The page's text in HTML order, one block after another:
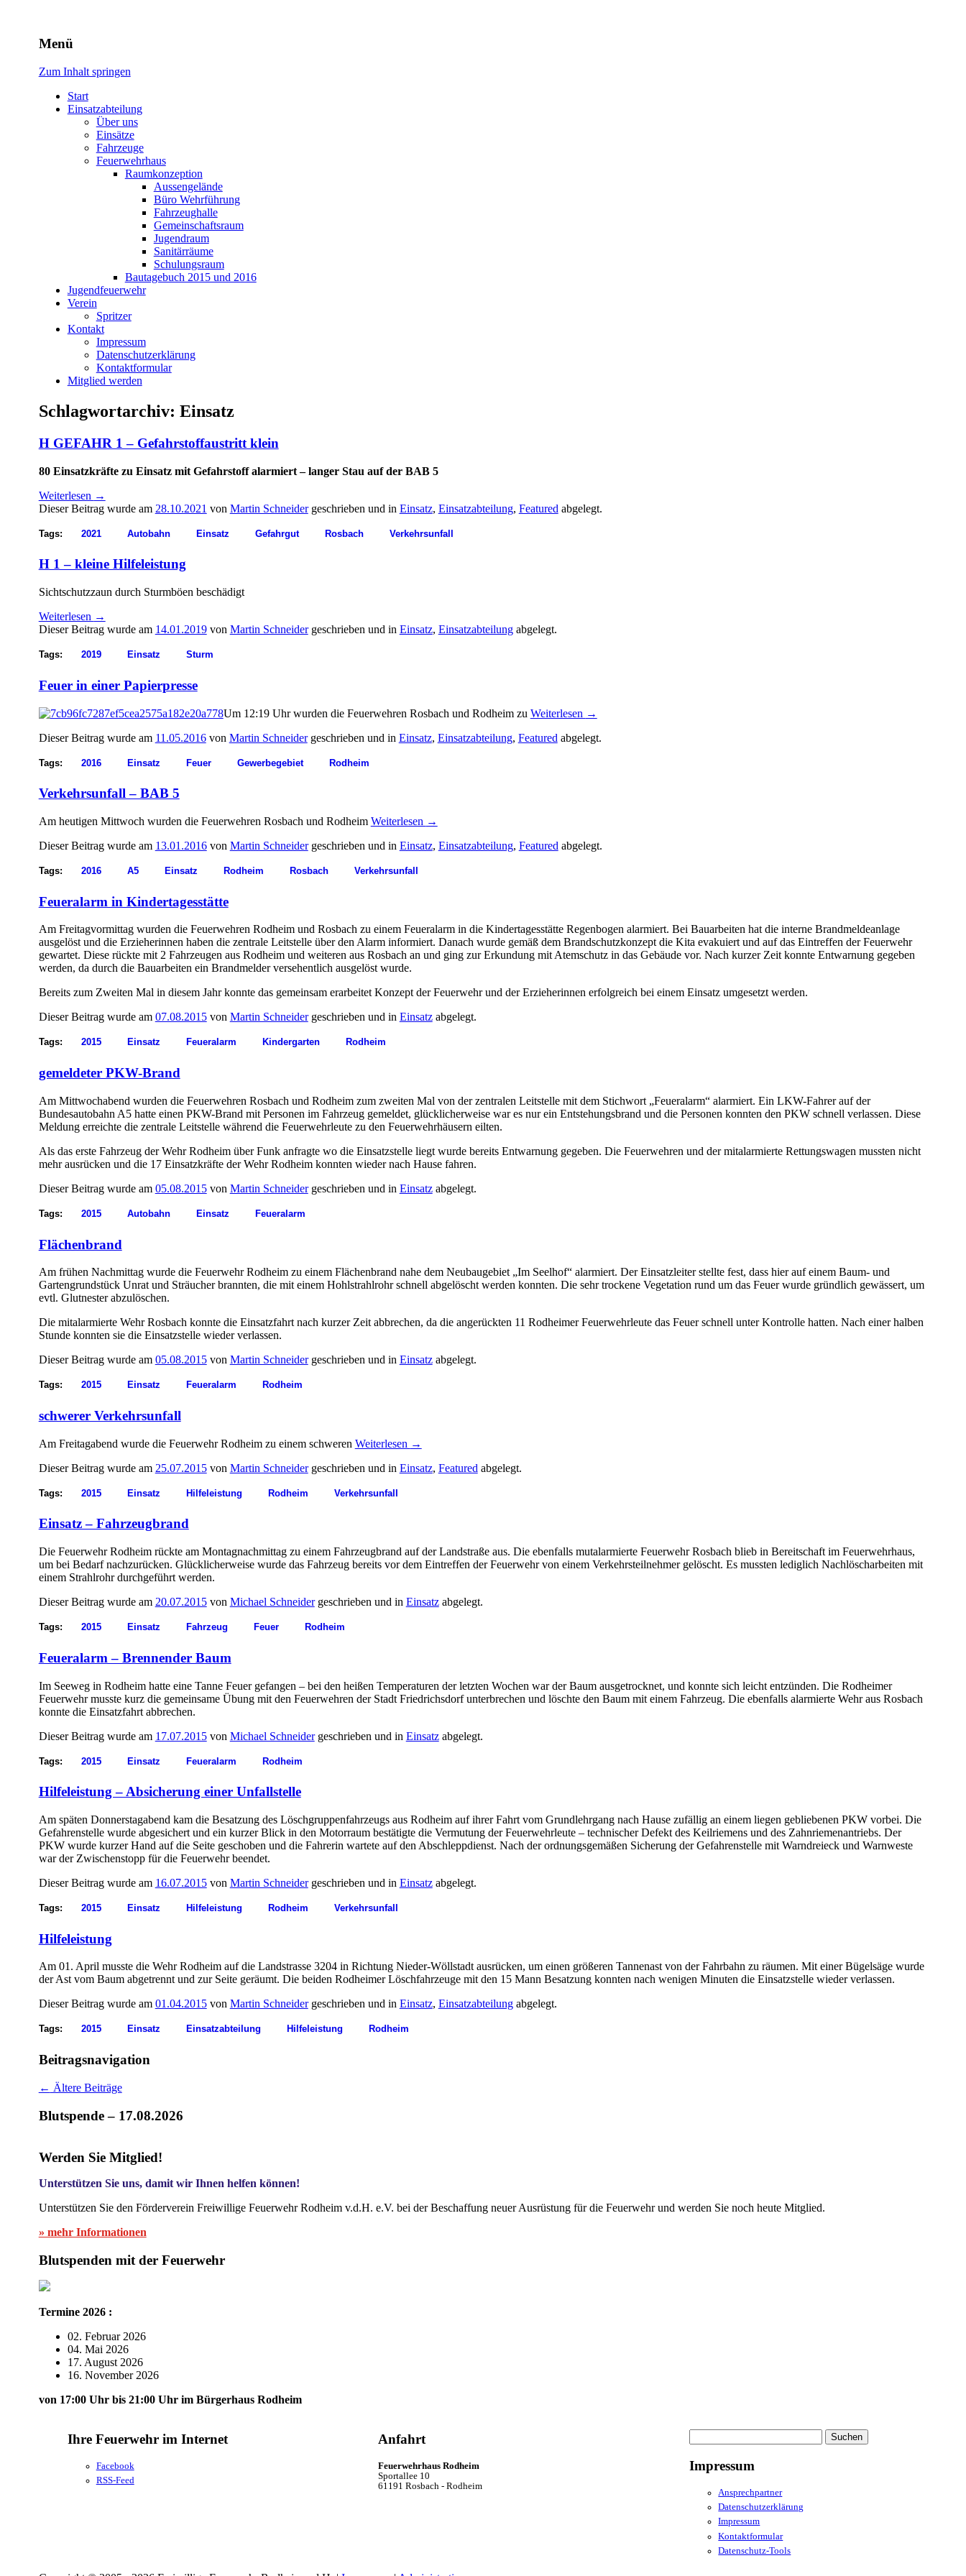
Freiwillige Feuerwehr Rodheim v.d.H.
Menü
Zum Inhalt springen
Start
Einsatzabteilung
Über uns
Einsätze
Fahrzeuge
Feuerwehrhaus
Raumkonzeption
Aussengelände
Büro Wehrführung
Fahrzeughalle
Gemeinschaftsraum
Jugendraum
Sanitärräume
Schulungsraum
Bautagebuch 2015 und 2016
Jugendfeuerwehr
Verein
Spritzer
Kontakt
Impressum
Datenschutzerklärung
Kontaktformular
Mitglied werden
Schlagwortarchiv: Einsatz
H GEFAHR 1 – Gefahrstoffaustritt klein
80 Einsatzkräfte zu Einsatz mit Gefahrstoff alarmiert – langer Stau auf der BAB 5
Weiterlesen →
Dieser Beitrag wurde am 28.10.2021 von Martin Schneidergeschrieben und in Einsatz, Einsatzabteilung, Featured abgelegt.
Tags: 2021 Autobahn Einsatz Gefahrgut Rosbach Verkehrsunfall
H 1 – kleine Hilfeleistung
Sichtschutzzaun durch Sturmböen beschädigt
Weiterlesen →
Dieser Beitrag wurde am 14.01.2019von Martin Schneidergeschrieben und in Einsatz, Einsatzabteilungabgelegt.
Tags: 2019 Einsatz Sturm
Feuer in einer Papierpresse
Um 12:19 Uhr wurden die Feuerwehren Rosbach und Rodheim zu Weiterlesen →
Dieser Beitrag wurde am 11.05.2016von Martin Schneidergeschrieben und in Einsatz, Einsatzabteilung, Featured abgelegt.
Tags: 2016 Einsatz Feuer Gewerbegebiet Rodheim
Verkehrsunfall – BAB 5
Am heutigen Mittwoch wurden die Feuerwehren Rosbach und Rodheim Weiterlesen →
Dieser Beitrag wurde am 13.01.2016von Martin Schneidergeschrieben und in Einsatz, Einsatzabteilung, Featured abgelegt.
Tags: 2016 A5 Einsatz Rodheim Rosbach Verkehrsunfall
Feueralarm in Kindertagesstätte
Am Freitagvormittag wurden die Feuerwehren Rodheim und Rosbach zu einem Feueralarm in die Kindertagesstätte Regenbogen alarmiert. Bei Bauarbeiten hat die interne Brandmeldeanlage
ausgelöst und die Erzieherinnen haben die zentrale Leitstelle über den Alarm informiert. Danach wurde gemäß dem Brandschutzkonzept die Kita evakuiert und auf das Eintreffen der Feuerwehr
gewartet. Diese rückte mit 2 Fahrzeugen aus Rodheim und weiteren aus Rosbach an und ging zur Erkundung mit Atemschutz in das Gebäude vor. Nach kurzer Zeit konnte Entwarnung gegeben
werden, da durch die Bauarbeiten ein Brandmelder versehentlich ausgelöst wurde.
Bereits zum Zweiten Mal in diesem Jahr konnte das gemeinsam erarbeitet Konzept der Feuerwehr und der Erzieherinnen erfolgreich bei einem Einsatz umgesetzt werden.
Dieser Beitrag wurde am 07.08.2015von Martin Schneidergeschrieben und in Einsatzabgelegt.
Tags: 2015 Einsatz Feueralarm Kindergarten Rodheim
gemeldeter PKW-Brand
Am Mittwochabend wurden die Feuerwehren Rosbach und Rodheim zum zweiten Mal von der zentralen Leitstelle mit dem Stichwort „Feueralarm“ alarmiert. Ein LKW-Fahrer auf der
Bundesautobahn A5 hatte einen PKW-Brand mit Personen im Fahrzeug gemeldet, glücklicherweise war es nur ein Entstehungsbrand und die Personen konnten den PKW schnell verlassen. Diese
Meldung erreichte die zentrale Leitstelle während die Feuerwehrleute zu den Feuerwehrhäusern eilten.
Als das erste Fahrzeug der Wehr Rodheim über Funk anfragte wo die Einsatzstelle liegt wurde bereits Entwarnung gegeben. Die Feuerwehren und der mitalarmierte Rettungswagen mussten nicht
mehr ausrücken und die 17 Einsatzkräfte der Wehr Rodheim konnten wieder nach Hause fahren.
Dieser Beitrag wurde am 05.08.2015von Martin Schneidergeschrieben und in Einsatzabgelegt.
Tags: 2015 Autobahn Einsatz Feueralarm
Flächenbrand
Am frühen Nachmittag wurde die Feuerwehr Rodheim zu einem Flächenbrand nahe dem Neubaugebiet „Im Seelhof“ alarmiert. Der Einsatzleiter stellte fest, dass hier auf einem Baum- und
Gartengrundstück Unrat und Sträucher brannten, die mit einem Hohlstrahlrohr schnell abgelöscht werden konnten. Die sehr trockene Vegetation rund um das Feuer wurde gründlich gewässert, um
evtl. Glutnester abzulöschen.
Die mitalarmierte Wehr Rosbach konnte die Einsatzfahrt nach kurzer Zeit abbrechen, da die angerückten 11 Rodheimer Feuerwehrleute das Feuer schnell unter Kontrolle hatten. Nach einer halben
Stunde konnten sie die Einsatzstelle wieder verlassen.
Dieser Beitrag wurde am 05.08.2015von Martin Schneidergeschrieben und in Einsatzabgelegt.
Tags: 2015 Einsatz Feueralarm Rodheim
schwerer Verkehrsunfall
Am Freitagabend wurde die Feuerwehr Rodheim zu einem schweren Weiterlesen →
Dieser Beitrag wurde am 25.07.2015von Martin Schneidergeschrieben und in Einsatz, Featured abgelegt.
Tags: 2015 Einsatz Hilfeleistung Rodheim Verkehrsunfall
Einsatz – Fahrzeugbrand
Die Feuerwehr Rodheim rückte am Montagnachmittag zu einem Fahrzeugbrand auf der Landstraße aus. Die ebenfalls mutalarmierte Feuerwehr Rosbach blieb in Bereitschaft im Feuerwehrhaus,
um bei Bedarf nachzurücken. Glücklicherweise wurde das Fahrzeug bereits vor dem Eintreffen der Feuerwehr von einem Verkehrsteilnehmer gelöscht. Es mussten lediglich Nachlöscharbeiten mit
einem Strahlrohr durchgeführt werden.
Dieser Beitrag wurde am 20.07.2015von Michael Schneidergeschrieben und in Einsatzabgelegt.
Tags: 2015 Einsatz Fahrzeug Feuer Rodheim
Feueralarm – Brennender Baum
Im Seeweg in Rodheim hatte eine Tanne Feuer gefangen – bei den heißen Temperaturen der letzten Wochen war der Baum ausgetrocknet, und konnte sich leicht entzünden. Die Rodheimer
Feuerwehr musste kurz die gemeinsame Übung mit den Feuerwehren der Stadt Friedrichsdorf unterbrechen und löschte den Baum mit einem Fahrzeug. Die ebenfalls alarmierte Wehr aus Rosbach
konnte die Einsatzfahrt abbrechen.
Dieser Beitrag wurde am 17.07.2015von Michael Schneidergeschrieben und in Einsatzabgelegt.
Tags: 2015 Einsatz Feueralarm Rodheim
Hilfeleistung – Absicherung einer Unfallstelle
Am späten Donnerstagabend kam die Besatzung des Löschgruppenfahrzeugs aus Rodheim auf ihrer Fahrt vom Grundlehrgang nach Hause zufällig an einem liegen gebliebenen PKW vorbei. Die
Gefahrenstelle wurde abgesichert und ein kurzer Blick in den Motorraum bestätigte die Vermutung der Feuerwehrleute – technischer Defekt des Keilriemens und des Zahnriemenantriebs. Der
PKW wurde kurzer Hand auf die Seite geschoben und die Fahrerin wartete auf den Abschleppdienst. Nach der ordnungsgemäßen Sicherung der Gefahrenstelle mit Warndreieck und Warnweste
war der Zwischenstopp für die Feuerwehr beendet.
Dieser Beitrag wurde am 16.07.2015von Martin Schneidergeschrieben und in Einsatzabgelegt.
Tags: 2015 Einsatz Hilfeleistung Rodheim Verkehrsunfall
Hilfeleistung
Am 01. April musste die Wehr Rodheim auf die Landstrasse 3204 in Richtung Nieder-Wöllstadt ausrücken, um einen größeren Tannenast von der Fahrbahn zu räumen. Mit einer Bügelsäge wurde
der Ast vom Baum abgetrennt und zur Seite geräumt. Die beiden Rodheimer Löschfahrzeuge mit den 15 Mann Besatzung konnten nach wenigen Minuten die Einsatzstelle wieder verlassen.
Dieser Beitrag wurde am 01.04.2015von Martin Schneidergeschrieben und in Einsatz, Einsatzabteilungabgelegt.
Tags: 2015 Einsatz Einsatzabteilung Hilfeleistung Rodheim
Beitragsnavigation
← Ältere Beiträge
Blutspende – 17.08.2026
Werden Sie Mitglied!
Unterstützen Sie uns, damit wir Ihnen helfen können!
Unterstützen Sie den Förderverein Freiwillige Feuerwehr Rodheim v.d.H. e.V. bei der Beschaffung neuer Ausrüstung für die Feuerwehr und werden Sie noch heute Mitglied.
» mehr Informationen
Blutspenden mit der Feuerwehr
Termine 2026 :
02. Februar 2026
04. Mai 2026
17. August 2026
16. November 2026
von 17:00 Uhr bis 21:00 Uhr im Bürgerhaus Rodheim
Ihre Feuerwehr im Internet
Facebook
RSS-Feed
Anfahrt
Feuerwehrhaus Rodheim
Sportallee 10
61191 Rosbach - Rodheim
nach:
Impressum
Ansprechpartner
Datenschutzerklärung
Impressum
Kontaktformular
Datenschutz-Tools